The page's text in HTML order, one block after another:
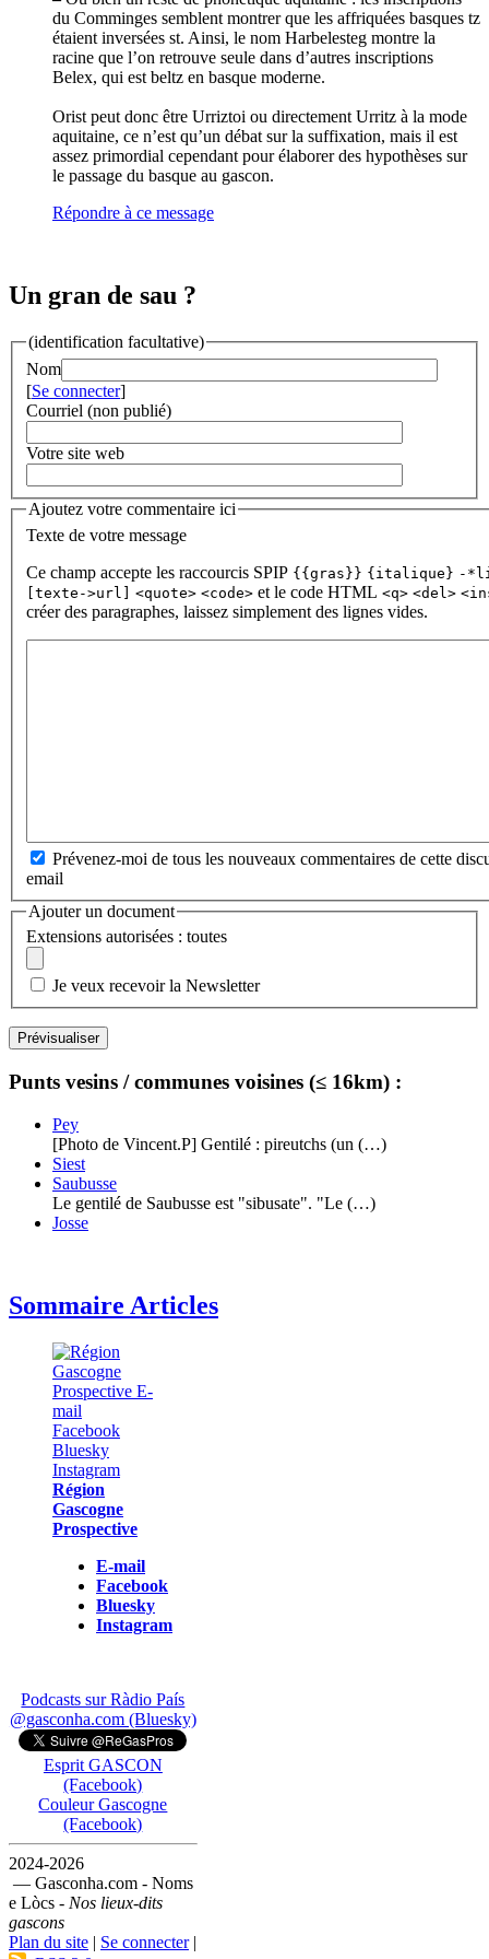
du Comminges semblent montrer que les affriquées basques tz
étaient inversées st. Ainsi, le nom Harbelesteg montre la
racine que l’on retrouve seule dans d’autres inscriptions
Belex, qui est beltz en basque moderne.
Orist peut donc être Urriztoi ou directement Urritz à la mode
aquitaine, ce n’est qu’un débat sur la suffixation, mais il est
assez primordial cependant pour élaborer des hypothèses sur
le passage du basque au gascon.
Répondre à ce message
Un gran de sau ?
(identification facultative)
Nom
[Se connecter]
Courriel (non publié)
Votre site web
Ajoutez votre commentaire ici
Texte de votre message
Ce champ accepte les raccourcis SPIP {{gras}} {italique} -
[texte->url] <quote> <code> et le code HTML <q> <del>
créer des paragraphes, laissez simplement des lignes vides.
Prévenez-moi de tous les nouveaux commentaires de cette
email
Ajouter un document
Extensions autorisées : toutes
Je veux recevoir la Newsletter
Punts vesins / communes voisines (≤ 16km) :
Pey
[Photo de Vincent.P] Gentilé : pireutchs (un (…)
Siest
Saubusse
Le gentilé de Saubusse est "sibusate". "Le (…)
Josse
Sommaire Articles
Région
Gascogne
Prospective
E-mail
Facebook
Bluesky
Instagram
Podcasts sur Ràdio País
@gasconha.com (Bluesky)
Esprit GASCON
(Facebook)
Couleur Gascogne
(Facebook)
2024-2026
— Gasconha.com - Noms
e Lòcs - Nos lieux-dits
gascons
Plan du site | Se connecter|